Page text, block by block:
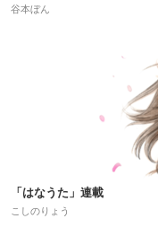
谷本ぼん
「はなうた」連載
こしのりょう